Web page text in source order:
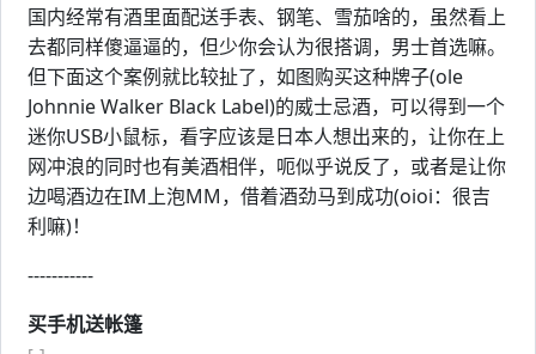
国内经常有酒里面配送手表、钢笔、雪茄啥的，虽然看上
去都同样傻逼逼的，但少你会认为很搭调，男士首选嘛。
但下面这个案例就比较扯了，如图购买这种牌子(ole
Johnnie Walker Black Label)的威士忌酒，可以得到一个
迷你USB小鼠标，看字应该是日本人想出来的，让你在上
网冲浪的同时也有美酒相伴，呃似乎说反了，或者是让你
边喝酒边在IM上泡MM，借着酒劲马到成功(oioi：很吉
利嘛)！
-----------
买手机送帐篷